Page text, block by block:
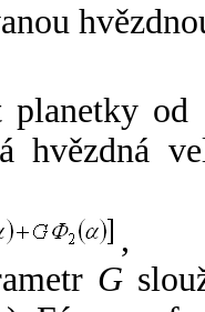
planetky od
hvězdná
,
G